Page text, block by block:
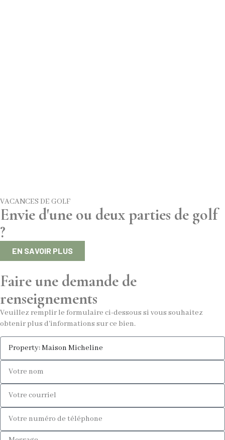
VACANCES DE GOLF
Envie d'une ou deux parties de golf
?
EN SAVOIR PLUS
Faire une demande de
renseignements
Veuillez remplir le formulaire ci-dessous si vous souhaitez
obtenir plus d'informations sur ce bien.